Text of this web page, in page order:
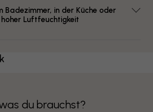
Badezimmer, in der Küche oder
hoher Luftfeuchtigkeit
du brauchst?